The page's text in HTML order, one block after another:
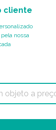
cliente
nossa